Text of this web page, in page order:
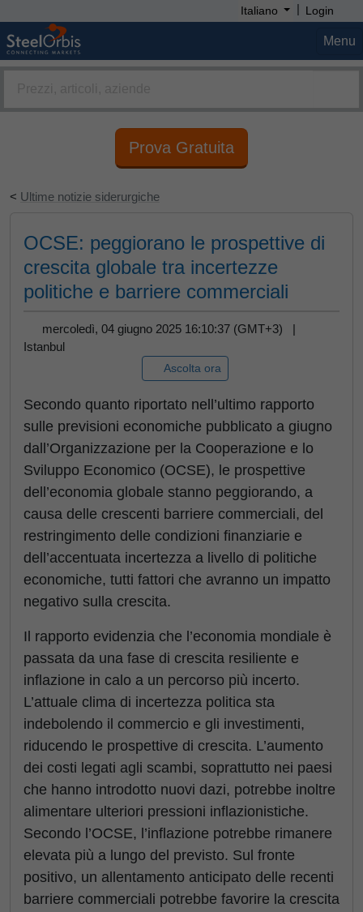
Italiano | Login
Menu
Prova Gratuita
< Ultime notizie siderurgiche
OCSE: peggiorano le prospettive di
crescita globale tra incertezze
politiche e barriere commerciali
mercoledì, 04 giugno 2025 16:10:37 (GMT+3) |
Istanbul
Ascolta ora
Secondo quanto riportato nell’ultimo rapporto
sulle previsioni economiche pubblicato a giugno
dall’Organizzazione per la Cooperazione e lo
Sviluppo Economico (OCSE), le prospettive
dell’economia globale stanno peggiorando, a
causa delle crescenti barriere commerciali, del
restringimento delle condizioni finanziarie e
dell’accentuata incertezza a livello di politiche
economiche, tutti fattori che avranno un impatto
negativo sulla crescita.
Il rapporto evidenzia che l’economia mondiale è
passata da una fase di crescita resiliente e
inflazione in calo a un percorso più incerto.
L’attuale clima di incertezza politica sta
indebolendo il commercio e gli investimenti,
riducendo le prospettive di crescita. L’aumento
dei costi legati agli scambi, soprattutto nei paesi
che hanno introdotto nuovi dazi, potrebbe inoltre
alimentare ulteriori pressioni inflazionistiche.
Secondo l’OCSE, l’inflazione potrebbe rimanere
elevata più a lungo del previsto. Sul fronte
positivo, un allentamento anticipato delle recenti
barriere commerciali potrebbe favorire la crescita